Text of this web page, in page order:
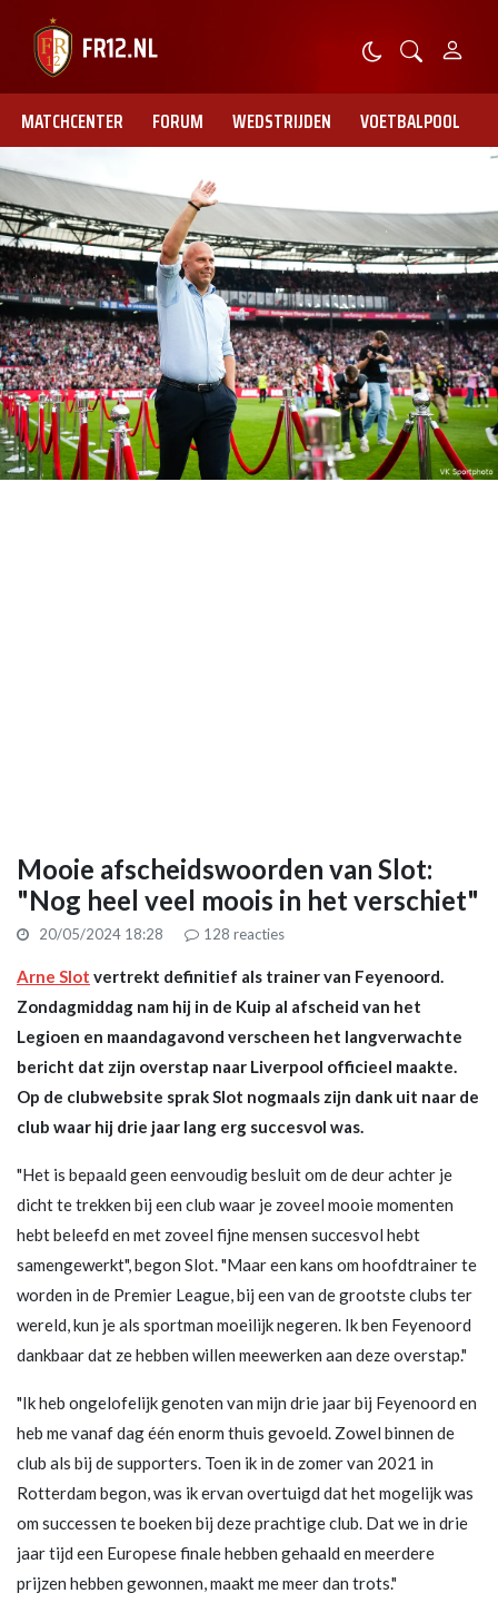
MATCHCENTER FORUM WEDSTRIJDEN VOETBALPOOL
Mooie afscheidswoorden van Slot:
"Nog heel veel moois in het verschiet"
20/05/2024 18:28 128 reacties
Arne Slot vertrekt definitief als trainer van Feyenoord.
Zondagmiddag nam hij in de Kuip al afscheid van het
Legioen en maandagavond verscheen het langverwachte
bericht dat zijn overstap naar Liverpool officieel maakte.
Op de clubwebsite sprak Slot nogmaals zijn dank uit naar de
club waar hij drie jaar lang erg succesvol was.
"Het is bepaald geen eenvoudig besluit om de deur achter je
dicht te trekken bij een club waar je zoveel mooie momenten
hebt beleefd en met zoveel fijne mensen succesvol hebt
samengewerkt", begon Slot. "Maar een kans om hoofdtrainer te
worden in de Premier League, bij een van de grootste clubs ter
wereld, kun je als sportman moeilijk negeren. Ik ben Feyenoord
dankbaar dat ze hebben willen meewerken aan deze overstap."
"Ik heb ongelofelijk genoten van mijn drie jaar bij Feyenoord en
heb me vanaf dag één enorm thuis gevoeld. Zowel binnen de
club als bij de supporters. Toen ik in de zomer van 2021 in
Rotterdam begon, was ik ervan overtuigd dat het mogelijk was
om successen te boeken bij deze prachtige club. Dat we in drie
jaar tijd een Europese finale hebben gehaald en meerdere
prijzen hebben gewonnen, maakt me meer dan trots."